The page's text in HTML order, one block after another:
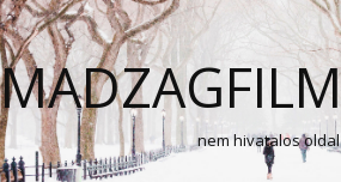
nem hivatalos oldal